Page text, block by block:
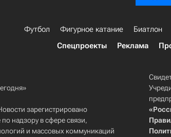
Футбол Фигурное катание Биатлон
Спецпроекты
Реклама
зарегистрировано
надзору в сфере связи,
и массовых коммуникаций